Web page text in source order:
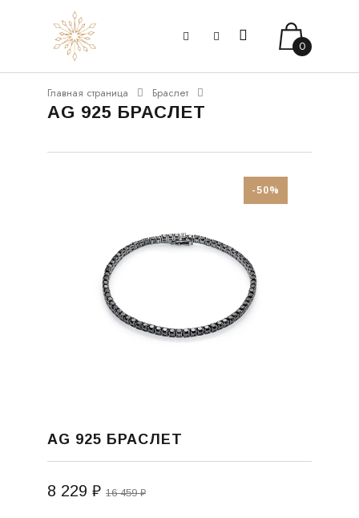
0
Главная страница Браслет
AG 925 БРАСЛЕТ
-50%
AG 925 БРАСЛЕТ
8 229 ₽ 16 459 ₽